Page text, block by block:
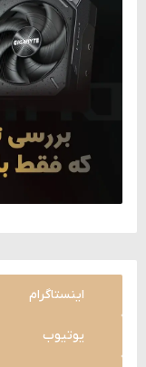
اینستاگرام
یوتیوب